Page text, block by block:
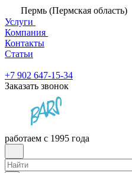
Пермь (Пермская область)
Услуги
Компания
Контакты
Статьи
+7 902 647-15-34
Заказать звонок
работаем с 1995 года